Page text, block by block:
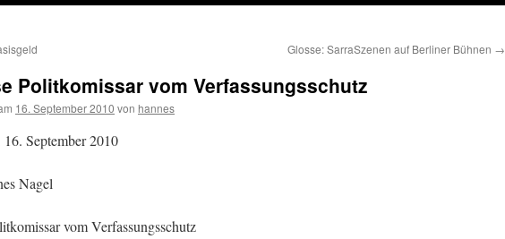
Glosse: SarraSzenen auf Berliner Bühnen →
Politkomissar vom Verfassungsschutz
16. September 2010 von hannes
September 2010
Nagel
vom Verfassungsschutz